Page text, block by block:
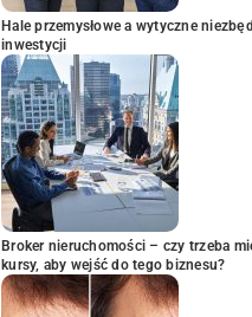
Hale przemysłowe a wytyczne
inwestycji
Broker nieruchomości – czy trzeba
kursy, aby wejść do tego biznesu?